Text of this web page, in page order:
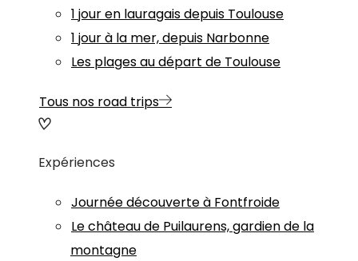
1 jour en lauragais depuis Toulouse
1 jour à la mer, depuis Narbonne
Les plages au départ de Toulouse
Tous nos road trips
Expériences
Journée découverte à Fontfroide
Le château de Puilaurens, gardien de la
montagne